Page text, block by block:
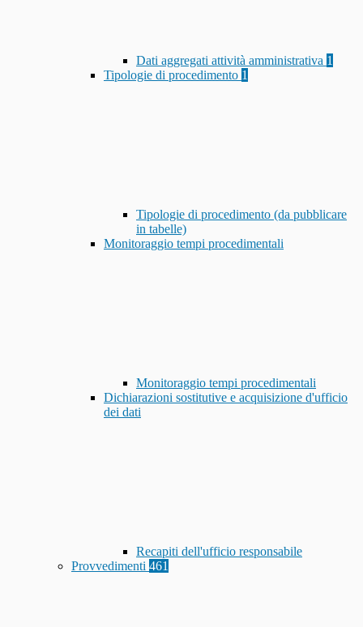
Dati aggregati attività amministrativa 1
Tipologie di procedimento 1
Tipologie di procedimento (da pubblicare
in tabelle)
Monitoraggio tempi procedimentali
Monitoraggio tempi procedimentali
Dichiarazioni sostitutive e acquisizione d'ufficio
dei dati
Recapiti dell'ufficio responsabile
Provvedimenti 461